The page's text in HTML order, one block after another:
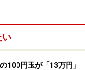
い
100円玉が「13万円」